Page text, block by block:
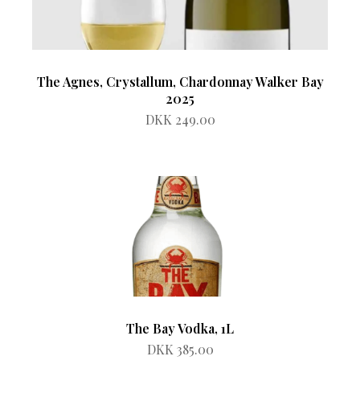
The Agnes, Crystallum, Chardonnay Walker Bay
2025
DKK 249.00
The Bay Vodka, 1L
DKK 385.00